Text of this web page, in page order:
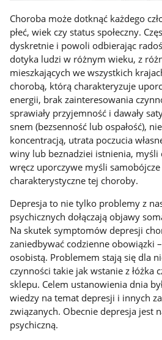
Choroba może dotknąć każdego
płeć, wiek czy status społeczny.
dyskretnie i powoli odbierając
dotyka ludzi w różnym wieku, z
mieszkających we wszystkich
chorobą, którą charakteryzuje
energii, brak zainteresowania
sprawiały przyjemność i dawały
snem (bezsenność lub ospałość),
koncentracją, utrata poczucia
winy lub beznadziei istnienia, myśli
wręcz uporczywe myśli
charakterystyczne tej choroby.
Depresja to nie tylko problemy z
psychicznych dołączają objawy
Na skutek symptomów depresji
zaniedbywać codzienne obowiązki
osobistą. Problemem stają się dla
czynności takie jak wstanie z łóżka
sklepu. Celem ustanowienia dnia
wiedzy na temat depresji i innych
związanych. Obecnie depresja jest
psychiczną.